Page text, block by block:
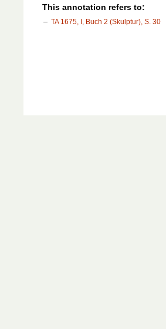
This annotation refers to:
TA 1675, I, Buch 2 (Skulptur), S. 30